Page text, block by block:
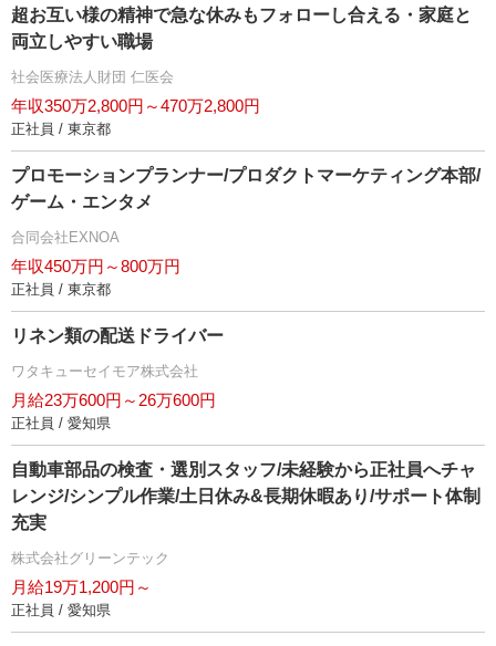
超お互い様の精神で急な休みもフォローし合える・家庭と
両立しやすい職場
社会医療法人財団 仁医会
年収350万2,800円～470万2,800円
正社員 / 東京都
プロモーションプランナー/プロダクトマーケティング本部/
ゲーム・エンタメ
合同会社EXNOA
年収450万円～800万円
正社員 / 東京都
リネン類の配送ドライバー
ワタキューセイモア株式会社
月給23万600円～26万600円
正社員 / 愛知県
自動車部品の検査・選別スタッフ/未経験から正社員へチャ
レンジ/シンプル作業/土日休み&長期休暇あり/サポート体制
充実
株式会社グリーンテック
月給19万1,200円～
正社員 / 愛知県